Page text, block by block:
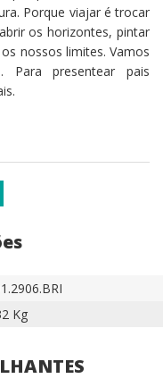
Porque viajar é trocar
os horizontes, pintar
nossos limites. Vamos
Para presentear pais
Kg